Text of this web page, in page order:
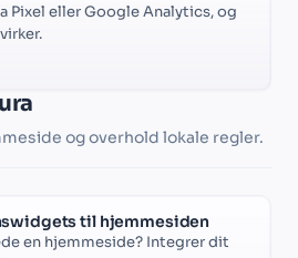
Pixel eller Google Analytics, og
og overhold lokale regler.
til hjemmesiden
en hjemmeside? Integrer dit